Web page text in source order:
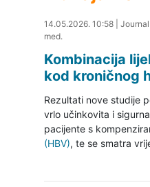
14.05.2026. 11:11
14.05.2026. 10:58|
med.
Kombinacija
kod kroničnog
Rezultati nove studije
vrlo učinkovita i
pacijente s
(HBV), te se smatra